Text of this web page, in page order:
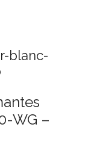
WG –